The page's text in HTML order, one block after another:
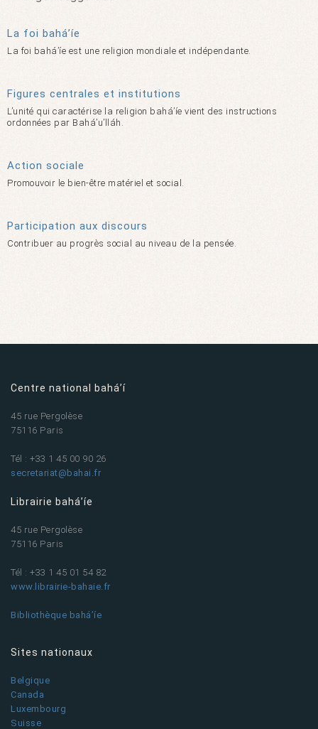
La foi bahá’íe
La foi bahá’íe est une religion mondiale et indépendante.
Figures centrales et institutions
L’unité qui caractérise la religion bahá’íe vient des instructions
ordonnées par Bahá’u’lláh.
Action sociale
Promouvoir le bien-être matériel et social.
Participation aux discours
Contribuer au progrès social au niveau de la pensée.
Centre national bahá’í
45 rue Pergolèse
75116 Paris
Tél : +33 1 45 00 90 26
secretariat@bahai.fr
Librairie bahá’íe
45 rue Pergolèse
75116 Paris
Tél : +33 1 45 01 54 82
www.librairie-bahaie.fr
Bibliothèque bahá’íe
Sites nationaux
Belgique
Canada
Luxembourg
Suisse